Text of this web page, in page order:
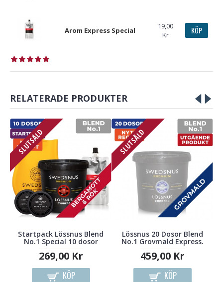
Arom Express Special
19,00
Kr
KÖP
RELATERADE PRODUKTER
SLUTSÅLD
Startpack Lössnus Blend
No.1 Special 10 dosor
269,00 Kr
KÖP
SLUTSÅLD
Lössnus 20 Dosor Blend
No.1 Grovmald Express.
459,00 Kr
KÖP